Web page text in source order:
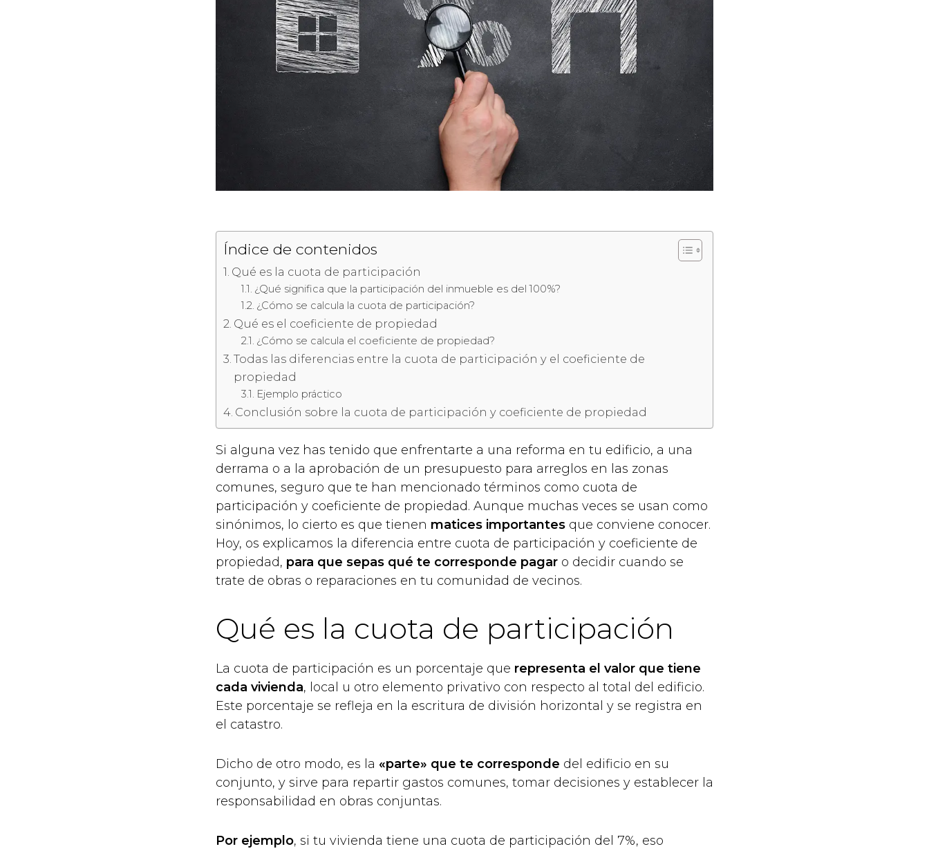
Índice de contenidos
Qué es la cuota de participación
¿Qué significa que la participación del inmueble es del 100%?
¿Cómo se calcula la cuota de participación?
Qué es el coeficiente de propiedad
¿Cómo se calcula el coeficiente de propiedad?
Todas las diferencias entre la cuota de participación y el coeficiente de
propiedad
Ejemplo práctico
Conclusión sobre la cuota de participación y coeficiente de propiedad
Si alguna vez has tenido que enfrentarte a una reforma en tu edificio, a una
derrama o a la aprobación de un presupuesto para arreglos en las zonas
comunes, seguro que te han mencionado términos como cuota de
participación y coeficiente de propiedad. Aunque muchas veces se usan como
sinónimos, lo cierto es que tienen matices importantes que conviene conocer.
Hoy, os explicamos la diferencia entre cuota de participación y coeficiente de
propiedad, para que sepas qué te corresponde pagar o decidir cuando se
trate de obras o reparaciones en tu comunidad de vecinos.
Qué es la cuota de participación
La cuota de participación es un porcentaje que representa el valor que tiene
cada vivienda, local u otro elemento privativo con respecto al total del edificio.
Este porcentaje se refleja en la escritura de división horizontal y se registra en
el catastro.
Dicho de otro modo, es la «parte» que te corresponde del edificio en su
conjunto, y sirve para repartir gastos comunes, tomar decisiones y establecer la
responsabilidad en obras conjuntas.
Por ejemplo, si tu vivienda tiene una cuota de participación del 7%, eso